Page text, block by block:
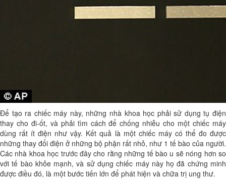
Để tạo ra chiếc máy này, những nhà khoa học phải sử dụng tụ điện
thay cho đi-ốt, và phải tìm cách để chống nhiễu cho một chiếc máy
dùng rất ít điện như vậy. Kết quả là một chiếc máy có thể đo được
những thay đổi điện ở những bộ phận rất nhỏ, như 1 tế bào của người.
Các nhà khoa học trước đây cho rằng những tế bào u sẽ nóng hơn so
với tế bào khỏe mạnh, và sử dụng chiếc máy này họ đã chứng minh
được điều đó, là một bước tiến lớn để phát hiện và chữa trị ung thư.